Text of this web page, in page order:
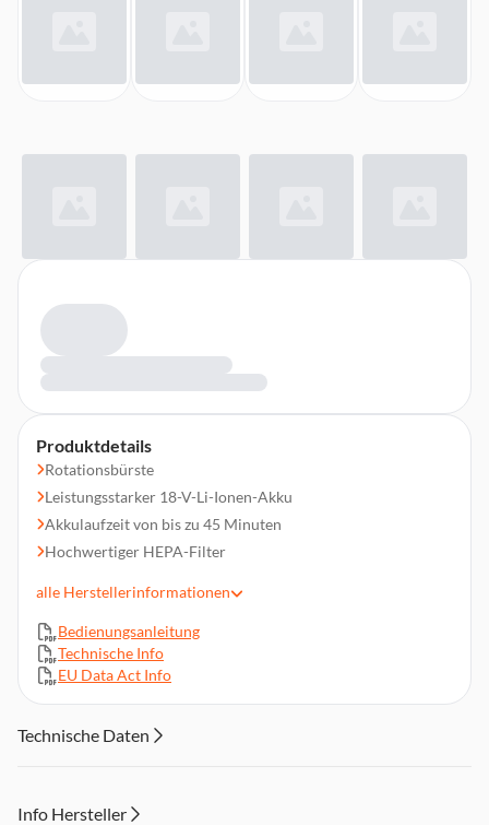
Produktdetails
Rotationsbürste
Leistungsstarker 18-V-Li-Ionen-Akku
Akkulaufzeit von bis zu 45 Minuten
Hochwertiger HEPA-Filter
alle Herstellerinformationen
Bedienungsanleitung
Technische Info
EU Data Act Info
Technische Daten
Info Hersteller